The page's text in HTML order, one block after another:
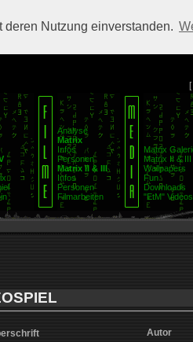
Nutzung einverstanden.
[
Analyse
Matrix
Infos
Personen
Matrix II & III
Infos
Personen
Filmarbeiten
Matrix
Matrix II & III
Wallpapers
Fun
Downloads
"EtM"
Autor